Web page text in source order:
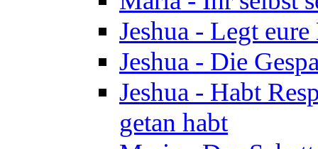
Jeshua - Legt
Jeshua - Die
Jeshua - Habt
getan habt